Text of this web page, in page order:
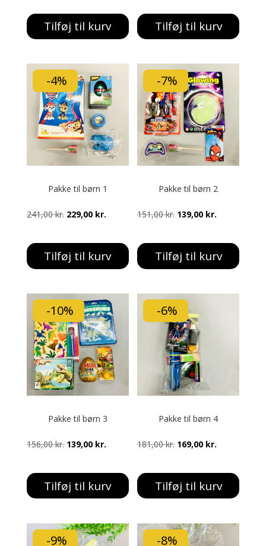
pris
var:
pris
er:
Tilføj til kurv
pris
var:
pris
er:
Tilføj til kurv
-4%
Pakke til børn 1
241,00kr. Den
pris
var:
229,00 kr.Den
pris
er:
Tilføj til kurv
-7%
Pakke til børn 2
151,00kr. Den
pris
var:
139,00 kr.
pris
er:
Tilføj til kurv
-10%
Pakke til børn 3
156,00kr. Den
pris
var:
139,00 kr.Den
pris
er:
Tilføj til kurv
-6%
Pakke til børn 4
181,00kr. Den
pris
var:
169,00 kr.
pris
er:
Tilføj til kurv
-9% -8%